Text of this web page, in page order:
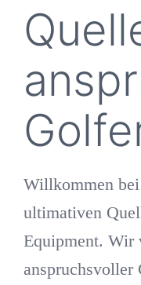
Willkommen
ultimativen
Equipment. Wir
anspruchsvoller